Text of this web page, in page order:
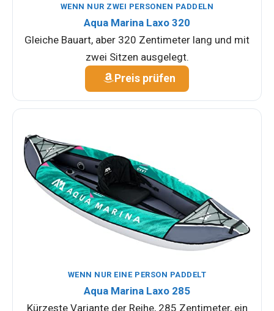
WENN NUR ZWEI PERSONEN PADDELN
Aqua Marina Laxo 320
Gleiche Bauart, aber 320 Zentimeter lang und mit
zwei Sitzen ausgelegt.
Preis prüfen
WENN NUR EINE PERSON PADDELT
Aqua Marina Laxo 285
Kürzeste Variante der Reihe, 285 Zentimeter, ein